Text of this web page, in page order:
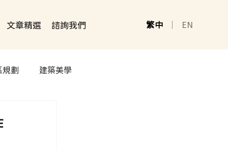
文章精選 諮詢我們 繁中 ｜ EN
規劃 建築美學